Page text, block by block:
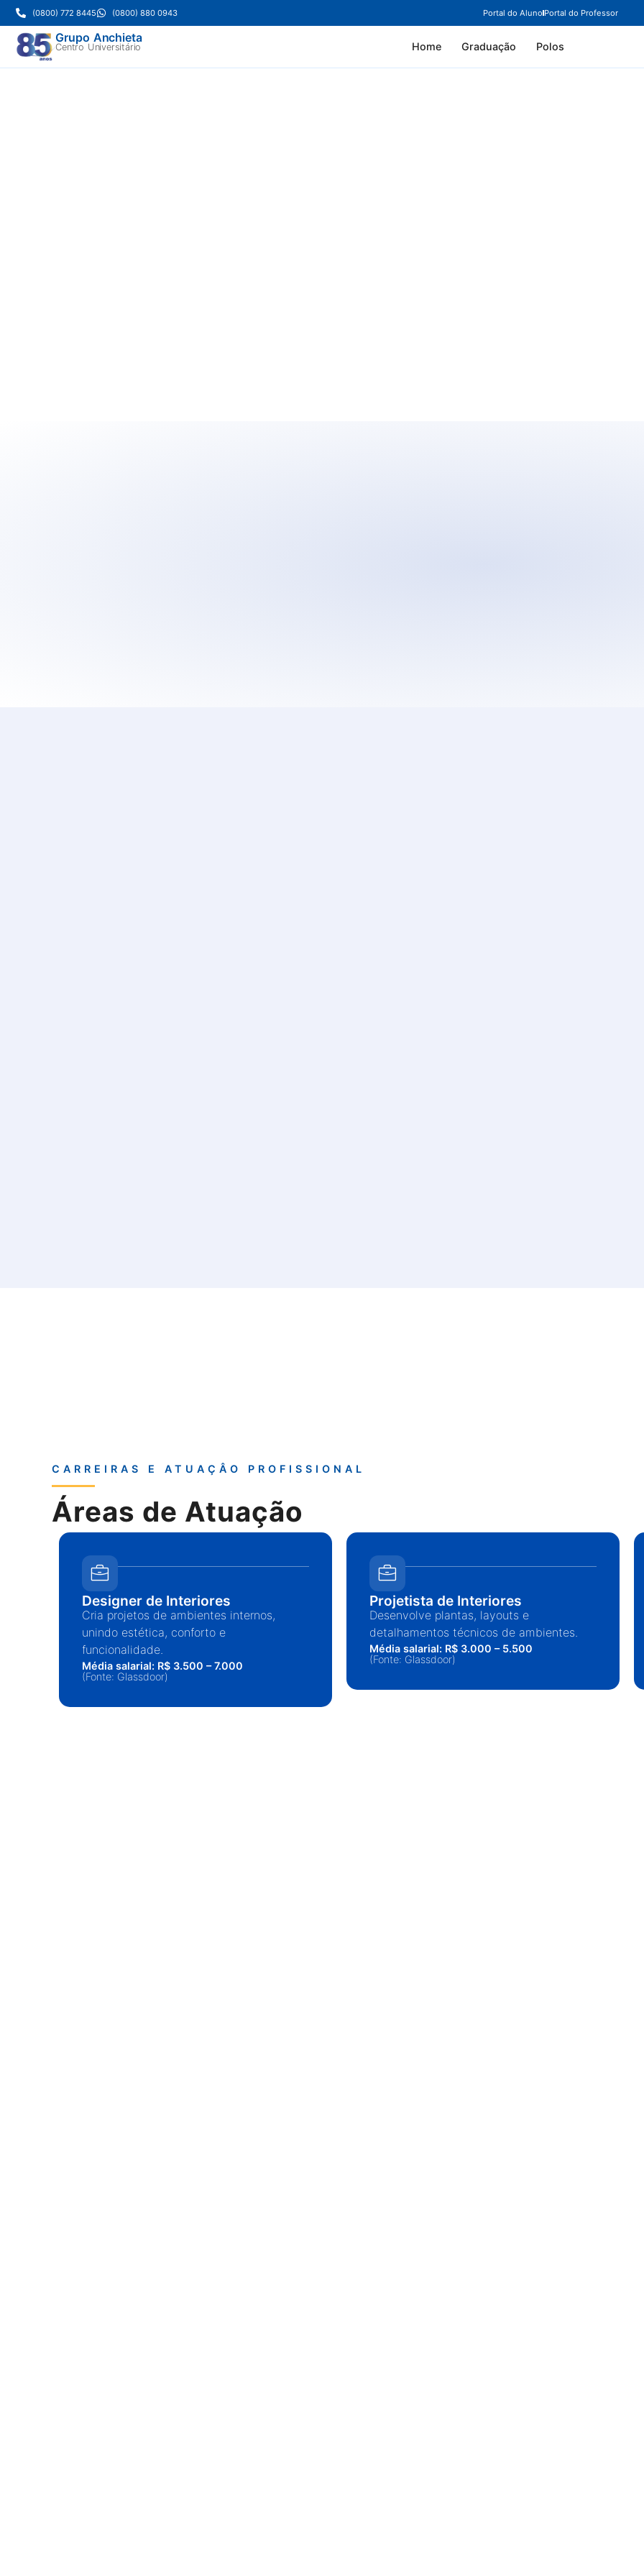
(0800) 772 8445 (0800) 880 0943 Portal do Aluno Portal do Professor
Grupo Anchieta
Centro Universitário Home Graduação Polos
CARREIRAS E ATUAÇÂO PROFISSIONAL
Áreas de Atuação
Designer de Interiores
Cria projetos de ambientes internos,
unindo estética, conforto e
funcionalidade.
Média salarial: R$ 3.500 – 7.000
(Fonte: Glassdoor)
Projetista de Interiores
Desenvolve plantas, layouts e
detalhamentos técnicos de ambientes.
Média salarial: R$ 3.000 – 5.500
(Fonte: Glassdoor)